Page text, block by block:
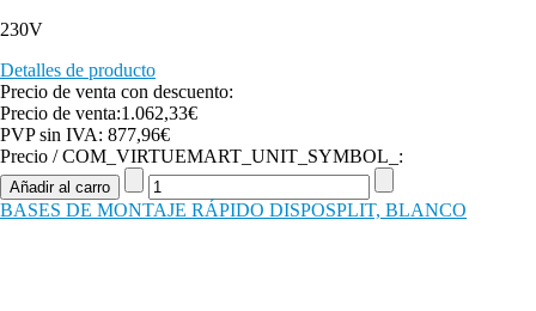
230V
Detalles de producto
Precio de venta con descuento:
Precio de venta:1.062,33€
PVP sin IVA: 877,96€
Precio / COM_VIRTUEMART_UNIT_SYMBOL_:
BASES DE MONTAJE RÁPIDO DISPOSPLIT, BLANCO